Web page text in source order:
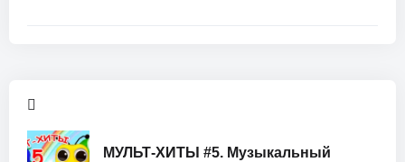
МУЛЬТ-ХИТЫ #5. Музыкальный